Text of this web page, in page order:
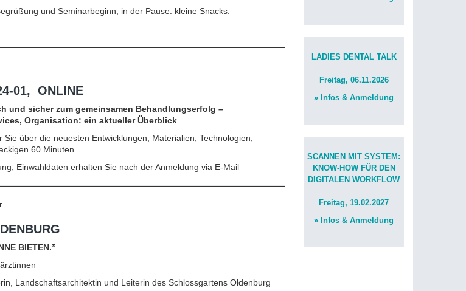
und Seminarbeginn, in der Pause: kleine Snacks.
01, ONLINE
und sicher zum gemeinsamen Behandlungserfolg –
Organisation: ein aktueller Überblick
über die neuesten Entwicklungen, Materialien, Technologien,
60 Minuten.
Einwahldaten erhalten Sie nach der Anmeldung via E-Mail
BIETEN.”
Landschaftsarchitektin und Leiterin des Schlossgartens Oldenburg
LADIES DENTAL TALK
Freitag, 06.11.2026
» Infos & Anmeldung
SCANNEN MIT SYSTEM:
KNOW-HOW FÜR DEN
DIGITALEN WORKFLOW
Freitag, 19.02.2027
» Infos & Anmeldung